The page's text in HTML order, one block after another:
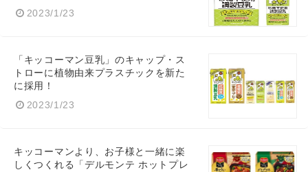
2023/1/23
「キッコーマン豆乳」のキャップ・ス
トローに植物由来プラスチックを新た
に採用！
2023/1/23
キッコーマンより、お子様と一緒に楽
しくつくれる「デルモンテ ホットプレ